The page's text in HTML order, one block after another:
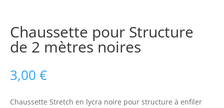
Chaussette pour Structure
de 2 mètres noires
3,00 €
Chaussette Stretch en lycra noire pour structure à enfiler